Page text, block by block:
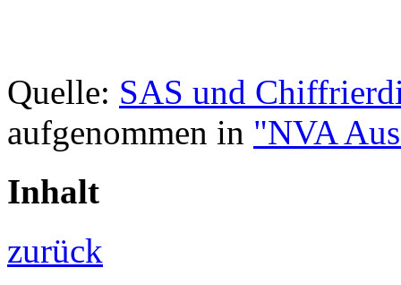
Quelle: SAS und
aufgenommen in "NVA
Inhalt
zurück